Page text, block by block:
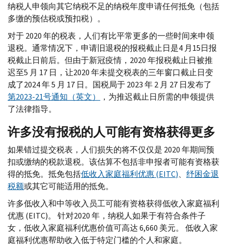
纳税人申领向其它纳税不足的纳税年度申请任何抵免（包括
多缴的预估税或预扣税）。
对于 2020 年的税表，人们有比平常更多的一些时间来申领
退税。通常情况下，申请旧退税的报税截止日是4 月15日报
税截止日前后。但由于新冠疫情，2020 年报税截止日被推
迟至5 月 17 日，让2020 年未提交税表的三年窗口截止日变
成了2024 年 5 月 17 日。国税局于 2023 年 2 月 27 日发布了
第2023-21号通知（英文）
，为推迟截止日所需的申领提供
了法律指导。
许多没有报税的人可能有资格获得更多
如果错过提交税表，人们损失的将不仅仅是 2020 年期间预
扣或缴纳的税款退税。该估算不包括非申报者可能有资格获
得的抵免。抵免包括低收入家庭福利优惠 (EITC)、 纾困金退
税额或其它可能适用的抵免。
许多低收入和中等收入员工可能有资格获得低收入家庭福利
优惠 (EITC)。 针对2020 年，纳税人如果于有符合条件子
女，低收入家庭福利优惠价值可高达 6,660 美元。 低收入家
庭福利优惠帮助收入低于特定门槛的个人和家庭。